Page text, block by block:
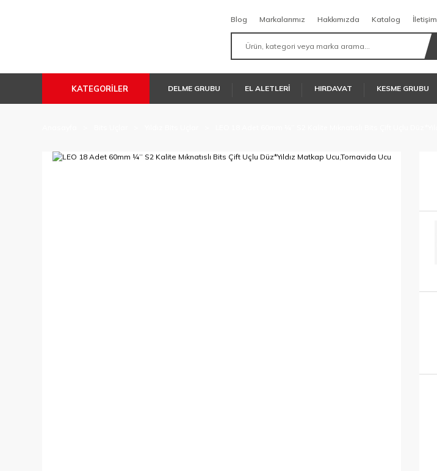
Blog Markalarımız Hakkımızda Katalog İletişim
KATEGORİLER DELME GRUBU EL ALETLERİ HIRDAVAT KESME GRUBU